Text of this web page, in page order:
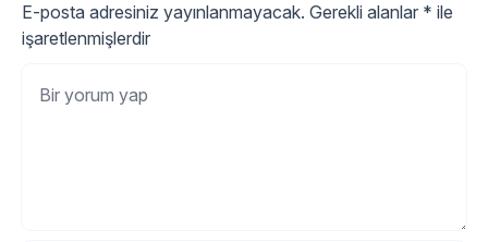
E-posta adresiniz yayınlanmayacak. Gerekli alanlar * ile
işaretlenmişlerdir